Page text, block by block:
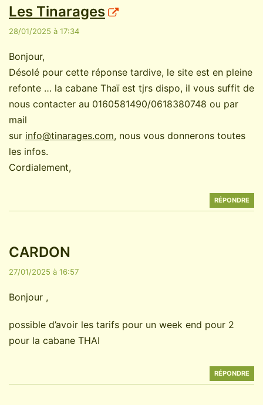
Les Tinarages
28/01/2025 à 17:34
Bonjour,
Désolé pour cette réponse tardive, le site est en pleine
refonte … la cabane Thaï est tjrs dispo, il vous suffit de
nous contacter au 0160581490/0618380748 ou par
mail
sur info@tinarages.com, nous vous donnerons toutes
les infos.
Cordialement,
RÉPONDRE
CARDON
27/01/2025 à 16:57
Bonjour ,
possible d’avoir les tarifs pour un week end pour 2
pour la cabane THAI
RÉPONDRE